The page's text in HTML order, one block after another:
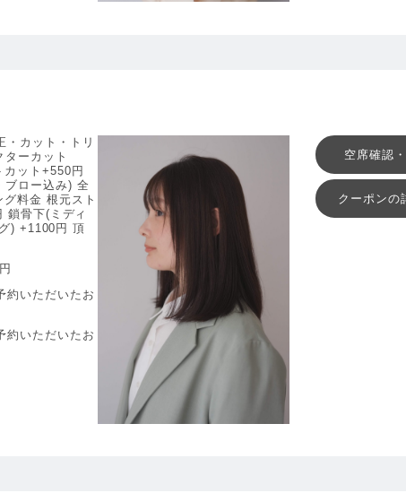
・カット・トリ
ーカット
ット+550円
ブロー込み) 全
料金 根元スト
鎖骨下(ミディ
) +1100円 頂
約いただいたお
約いただいたお
空席確認
クーポンの